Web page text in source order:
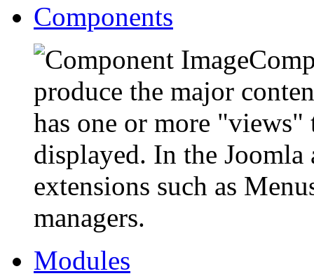
Components
produce the major
has one or more
displayed. In the
extensions such as
managers.
Modules